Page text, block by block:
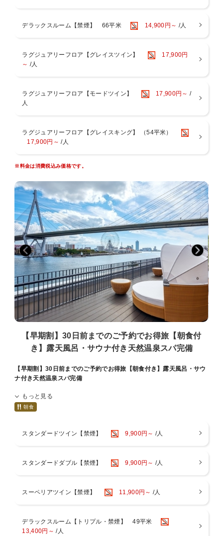
天然温泉の大浴場・サウナ・露天風呂完備。アメニティやタオル類も
アご着用でお越しいただけます。
入浴後は木のぬくもりが感じられる開放的なスパロビーでお寛ぎくだ
00（最終入場8：30）
※営業時間は変動する場合がございます。
※3歳以下のお子様のご利用はご遠慮いただいております。
※タトゥーのあるお客様はスパのご利用をご遠慮いただいておりま
＜ご注意点＞
■添い寝は有料人数1名様につき、お子様1名様（未就学児のみ）まで
となります。
■お部屋にございますナイトウェア・スリッパご着用時は、スパのみ
ご入場可能です。
その他施設は、ご入場・ご来店をお断りしております。
■ご宿泊料金は現地決済の場合、チェックイン時の前精算になりま
す。
■大阪府条例により、1人1泊あたり宿泊税（最大500円）を別途頂戴い
たします。
■1人1泊あたり150円の大阪市入湯税（小学生以下は不要）を別途頂戴
いたします。
■駐車場は有料でございます。ご予約制ではございません。
デラックスルーム【禁煙】 66平米 14,900円～ /人
ラグジュアリーフロア【グレイスツイン】
17,900円
～ /人
ラグジュアリーフロア【モードツイン】 17,900円～ /
人
ラグジュアリーフロア【グレイスキング】 （54平米）
17,900円～ /人
※料金は消費税込み価格です。
【早期割】30日前までのご予約でお得旅【朝食付
き】露天風呂・サウナ付き天然温泉スパ完備
【早期割】30日前までのご予約でお得旅【朝食付き】露天風呂・サウ
ナ付き天然温泉スパ完備
※※ご予約は30日前までがお得！インターネット予約限定 ご朝食付き
プラン※※
ートホテル。
訪れた瞬間から非日常へと誘う洗練された空間でホテルステイをお楽
朝からしっかり食べて、健康的に過ごしていただきたいという思いを
【レストラン】3階 Dining BRICKSIDE
【営業時間】6：30～10：30（最終入店 10：00）
もっと見る
朝食
スタンダードツイン【禁煙】 9,900円～ /人
スタンダードダブル【禁煙】 9,900円～ /人
スーペリアツイン【禁煙】 11,900円～ /人
デラックスルーム【トリプル・禁煙】 49平米
13,400円～ /人